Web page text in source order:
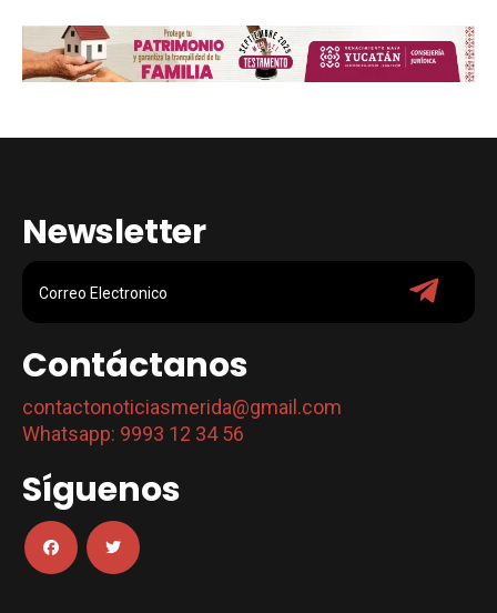
Newsletter
Contáctanos
contactonoticiasmerida@gmail.com
Whatsapp: 9993 12 34 56
Síguenos